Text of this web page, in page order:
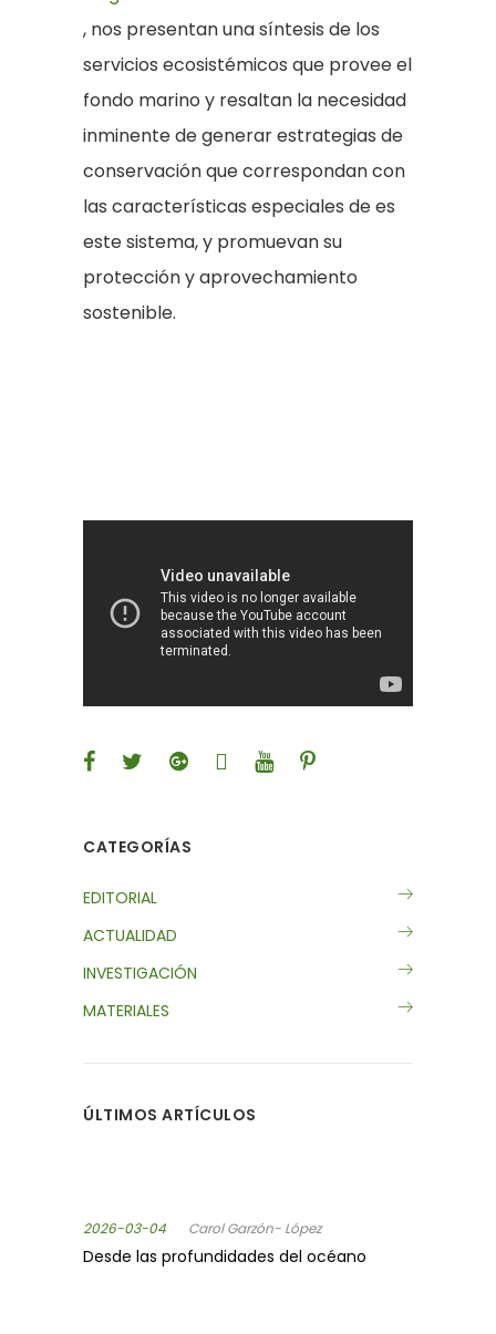
, nos presentan una síntesis de los
servicios ecosistémicos que provee el
fondo marino y resaltan la necesidad
inminente de generar estrategias de
conservación que correspondan con
las características especiales de es
este sistema, y promuevan su
protección y aprovechamiento
sostenible.
CATEGORÍAS
EDITORIAL
ACTUALIDAD
INVESTIGACIÓN
MATERIALES
ÚLTIMOS ARTÍCULOS
2026-03-04 Carol Garzón- López
Desde las profundidades del océano